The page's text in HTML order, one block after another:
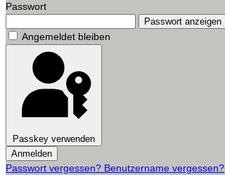
Passwort
Passwort anzeigen
Angemeldet bleiben
Passkey verwenden
Anmelden
Passwort vergessen? Benutzername vergessen?